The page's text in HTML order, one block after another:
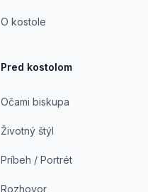
O kostole
Pred kostolom
Očami biskupa
Životný štýl
Príbeh / Portrét
Rozhovor